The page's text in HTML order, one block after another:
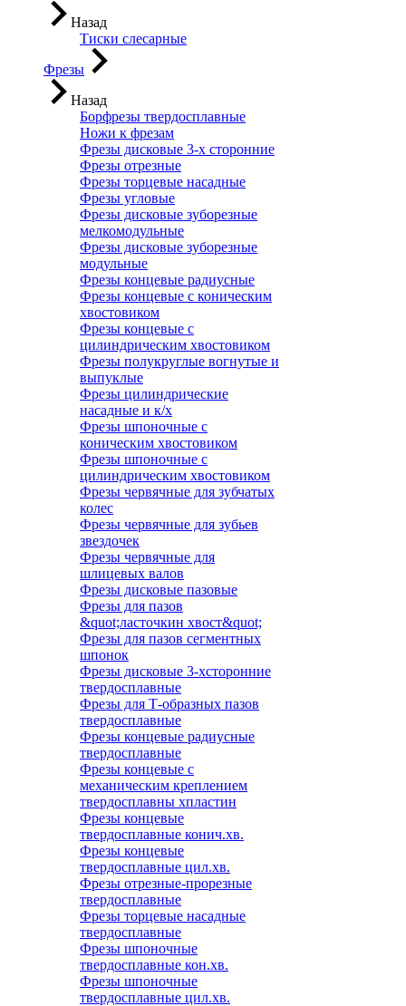
Назад
Тиски слесарные
Фрезы
Назад
Борфрезы твердосплавные
Ножи к фрезам
Фрезы дисковые 3-х сторонние
Фрезы отрезные
Фрезы торцевые насадные
Фрезы угловые
Фрезы дисковые зуборезные
мелкомодульные
Фрезы дисковые зуборезные
модульные
Фрезы концевые радиусные
Фрезы концевые с коническим
хвостовиком
Фрезы концевые с
цилиндрическим хвостовиком
Фрезы полукруглые вогнутые и
выпуклые
Фрезы цилиндрические
насадные и к/х
Фрезы шпоночные с
коническим хвостовиком
Фрезы шпоночные с
цилиндрическим хвостовиком
Фрезы червячные для зубчатых
колес
Фрезы червячные для зубьев
звездочек
Фрезы червячные для
шлицевых валов
Фрезы дисковые пазовые
Фрезы для пазов
&quot;ласточкин хвост&quot;
Фрезы для пазов сегментных
шпонок
Фрезы дисковые 3-хсторонние
твердосплавные
Фрезы для Т-образных пазов
твердосплавные
Фрезы концевые радиусные
твердосплавные
Фрезы концевые с
механическим креплением
твердосплавны хпластин
Фрезы концевые
твердосплавные конич.хв.
Фрезы концевые
твердосплавные цил.хв.
Фрезы отрезные-прорезные
твердосплавные
Фрезы торцевые насадные
твердосплавные
Фрезы шпоночные
твердосплавные кон.хв.
Фрезы шпоночные
твердосплавные цил.хв.